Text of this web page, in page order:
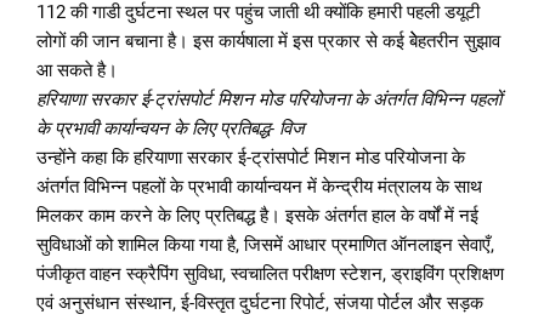
112 की गाडी दुर्घटना स्थल पर पहुंच जाती थी क्योंकि हमारी पहली डयूटी
लोगों की जान बचाना है। इस कार्यषाला में इस प्रकार से कई बेेहतरीन सुझाव
आ सकते है।
हरियाणा सरकार ई-ट्रांसपोर्ट मिशन मोड परियोजना के अंतर्गत विभिन्न पहलों
के प्रभावी कार्यान्वयन के लिए प्रतिबद्ध- विज
उन्होंने कहा कि हरियाणा सरकार ई-ट्रांसपोर्ट मिशन मोड परियोजना के
अंतर्गत विभिन्न पहलों के प्रभावी कार्यान्वयन में केन्द्रीय मंत्रालय के साथ
मिलकर काम करने के लिए प्रतिबद्ध है। इसके अंतर्गत हाल के वर्षों में नई
सुविधाओं को शामिल किया गया है, जिसमें आधार प्रमाणित ऑनलाइन सेवाएँ,
पंजीकृत वाहन स्क्रैपिंग सुविधा, स्वचालित परीक्षण स्टेशन, ड्राइविंग प्रशिक्षण
एवं अनुसंधान संस्थान, ई-विस्तृत दुर्घटना रिपोर्ट, संजया पोर्टल और सड़क